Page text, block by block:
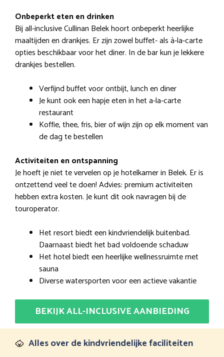
Onbeperkt eten en drinken
Bij all-inclusive Cullinan Belek hoort onbeperkt heerlijke
maaltijden en drankjes. Er zijn zowel buffet- als à-la-carte
opties beschikbaar voor het diner. In de bar kun je lekkere
drankjes bestellen.
Verfijnd buffet voor ontbijt, lunch en diner
Je kunt ook een hapje eten in het a-la-carte
restaurant
Koffie, thee, fris, bier of wijn zijn op elk moment van
de dag te bestellen
Activiteiten en ontspanning
Je hoeft je niet te vervelen op je hotelkamer in Belek. Er is
ontzettend veel te doen! Advies: premium activiteiten
hebben extra kosten. Je kunt dit ook navragen bij de
touroperator.
Het resort biedt een kindvriendelijk buitenbad.
Daarnaast biedt het bad voldoende schaduw
Het hotel biedt een heerlijke wellnessruimte met
sauna
Diverse watersporten voor een actieve vakantie
BEKIJK ALL-INCLUSIVE AANBIEDING
Alles over de kindvriendelijke faciliteiten